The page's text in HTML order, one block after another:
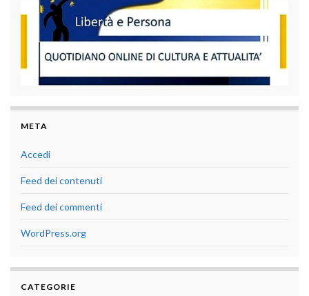
META
Accedi
Feed dei contenuti
Feed dei commenti
WordPress.org
CATEGORIE